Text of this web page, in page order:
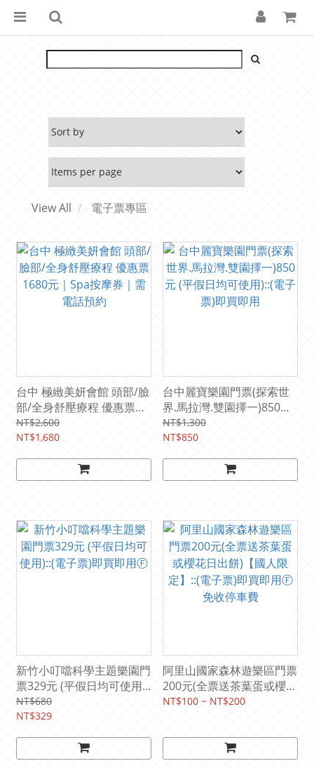
View All 電子票專區
台中 極緻美妍會館 頭部/臉
部/全身舒壓療程 優惠票
1680元｜Spa按摩券｜需電
話預約
NT$2,600
NT$1,680
台中麗寶樂園門票(探索世
界.馬拉灣.雙園擇一)850元
(平假日均可使用)::(電子票)
即買即用
NT$1,300
NT$850
新竹小叮噹科學主題樂園門
票329元 (平假日均可使用)::
(電子票)即買即用Ⓕ
NT$680
NT$329
阿里山國家森林遊樂區門票
200元(全票送茶葉蛋或櫻花
日出餅)【國人限定】::(電
NT$100 ~ NT$200